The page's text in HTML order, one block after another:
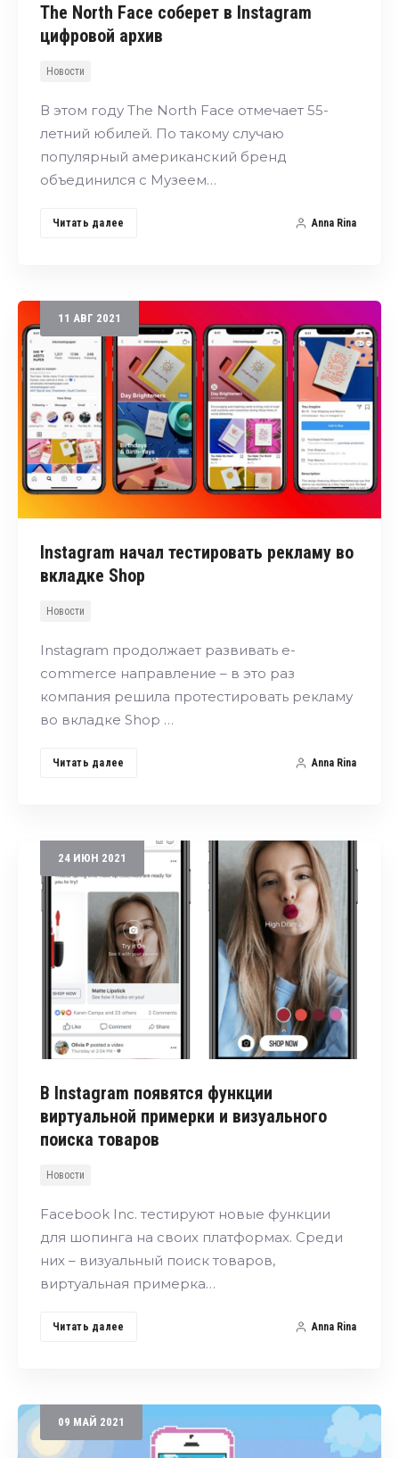
The North Face соберет в Instagram
цифровой архив
Новости
В этом году The North Face отмечает 55-
летний юбилей. По такому случаю
популярный американский бренд
объединился с Музеем…
Читать далее Anna Rina
11 АВГ 2021
Instagram начал тестировать рекламу во
вкладке Shop
Новости
Instagram продолжает развивать e-
commerce направление – в это раз
компания решила протестировать рекламу
во вкладке Shop …
Читать далее Anna Rina
24 ИЮН 2021
В Instagram появятся функции
виртуальной примерки и визуального
поиска товаров
Новости
Facebook Inc. тестируют новые функции
для шопинга на своих платформах. Среди
них – визуальный поиск товаров,
виртуальная примерка…
Читать далее Anna Rina
09 МАЙ 2021